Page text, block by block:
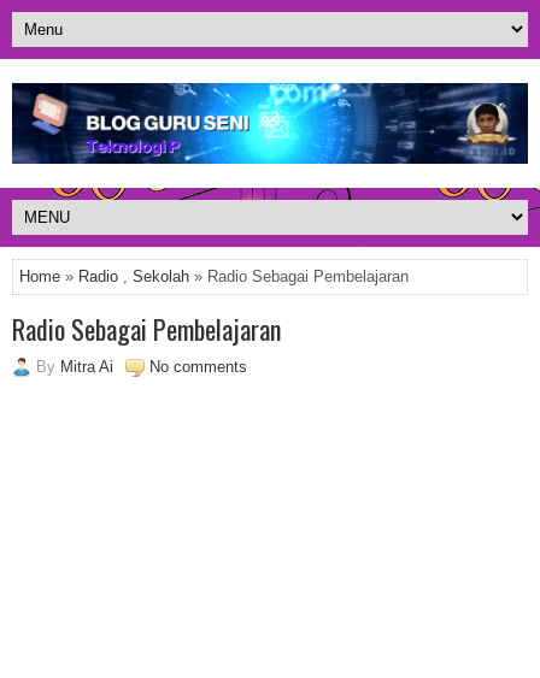
Home » Radio Sekolah » Radio Sebagai Pembelajaran
Radio Sebagai Pembelajaran
By Mitra Ai No comments